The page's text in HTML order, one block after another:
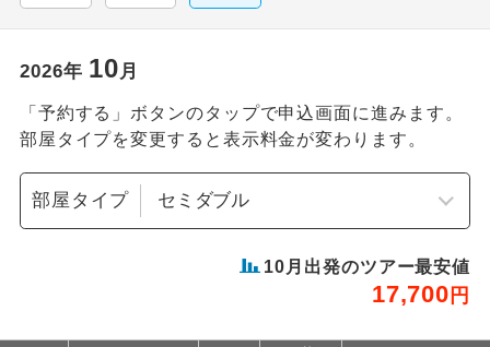
2026年 10月
「予約する」ボタンのタップで申込画面に進みます。
部屋タイプを変更すると表示料金が変わります。
部屋タイプ
10 月出発のツアー最安値
17,700 円